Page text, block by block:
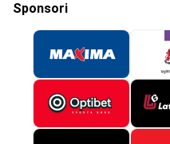
Sponsori